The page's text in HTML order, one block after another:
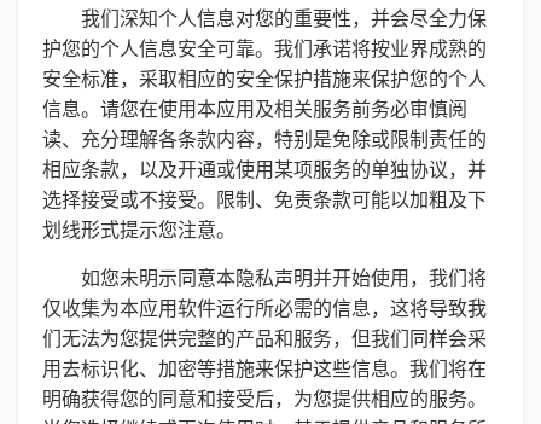
我们深知个人信息对您的重要性，并会尽全力保
护您的个人信息安全可靠。我们承诺将按业界成熟的
安全标准，采取相应的安全保护措施来保护您的个人
信息。请您在使用本应用及相关服务前务必审慎阅
读、充分理解各条款内容，特别是免除或限制责任的
相应条款，以及开通或使用某项服务的单独协议，并
选择接受或不接受。限制、免责条款可能以加粗及下
划线形式提示您注意。
如您未明示同意本隐私声明并开始使用，我们将
仅收集为本应用软件运行所必需的信息，这将导致我
们无法为您提供完整的产品和服务，但我们同样会采
用去标识化、加密等措施来保护这些信息。我们将在
明确获得您的同意和接受后，为您提供相应的服务。